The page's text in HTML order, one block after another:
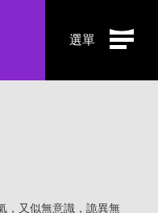
選單
，又似無意識，詭異無